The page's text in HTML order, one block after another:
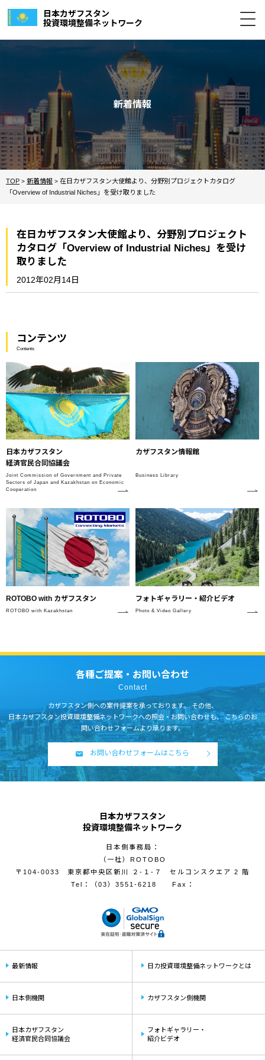
日本カザフスタン
投資環境整備ネットワーク
新着情報
TOP > 新着情報 > 在日カザフスタン大使館より、分野別プロジェクトカタログ
「Overview of Industrial Niches」を受け取りました
在日カザフスタン大使館より、分野別プロジェクト
カタログ「Overview of Industrial Niches」を受け
取りました
2012年02月14日
コンテンツ
Contents
日本カザフスタン
経済官民合同協議会
Joint Commission of Government and Private
Sectors of Japan and Kazakhstan on Economic
Cooperation
カザフスタン情報館
Business Library
ROTOBO with カザフスタン
ROTOBO with Kazakhstan
フォトギャラリー・紹介ビデオ
Photo & Video Gallery
各種ご提案・お問い合わせ
Contact
カザフスタン側への案件提案を承っております。その他、
日本カザフスタン投資環境整備ネットワークへの照会・お問い合わせも、こちらのお
問い合わせフォームより承ります。
お問い合わせフォームはこちら
日本カザフスタン
投資環境整備ネットワーク
日本側事務局：
（一社）ROTOBO
〒104-0033 東京都中央区新川 ２-１-７ セルコンスクエア 2 階
Tel：
（03）3551-6218 Fax：
最新情報 日カ投資環境整備ネットワークとは
日本側機関 カザフスタン側機関
日本カザフスタン
経済官民合同協議会
フォトギャラリー・
紹介ビデオ